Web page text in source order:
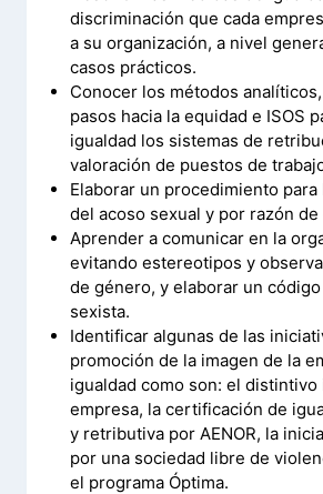
discriminación que cada
a su organización, a nivel
casos prácticos.
Conocer los métodos
pasos hacia la equidad e ISOS
igualdad los sistemas de
valoración de puestos de
Elaborar un procedimiento
del acoso sexual y por razón
Aprender a comunicar en la
evitando estereotipos y
de género, y elaborar un
sexista.
Identificar algunas de las
promoción de la imagen de la
igualdad como son: el distintivo
empresa, la certificación de
y retributiva por AENOR, la
por una sociedad libre de
el programa Óptima.